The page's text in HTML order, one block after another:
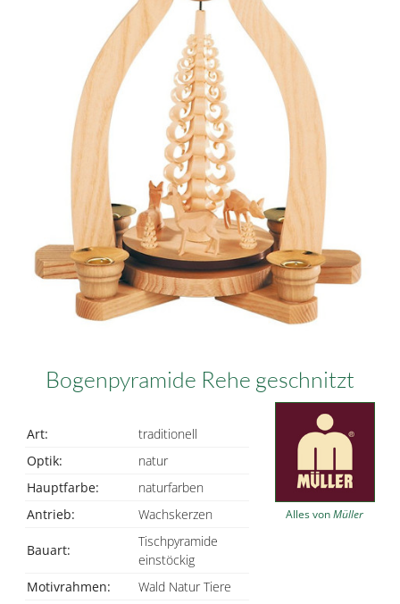
Bogenpyramide Rehe geschnitzt
Art:
traditionell
Optik:
natur
Hauptfarbe:
naturfarben
Antrieb:
Wachskerzen
Bauart:
Tischpyramide
einstöckig
Motivrahmen:
Wald Natur Tiere
Alles vonMüller